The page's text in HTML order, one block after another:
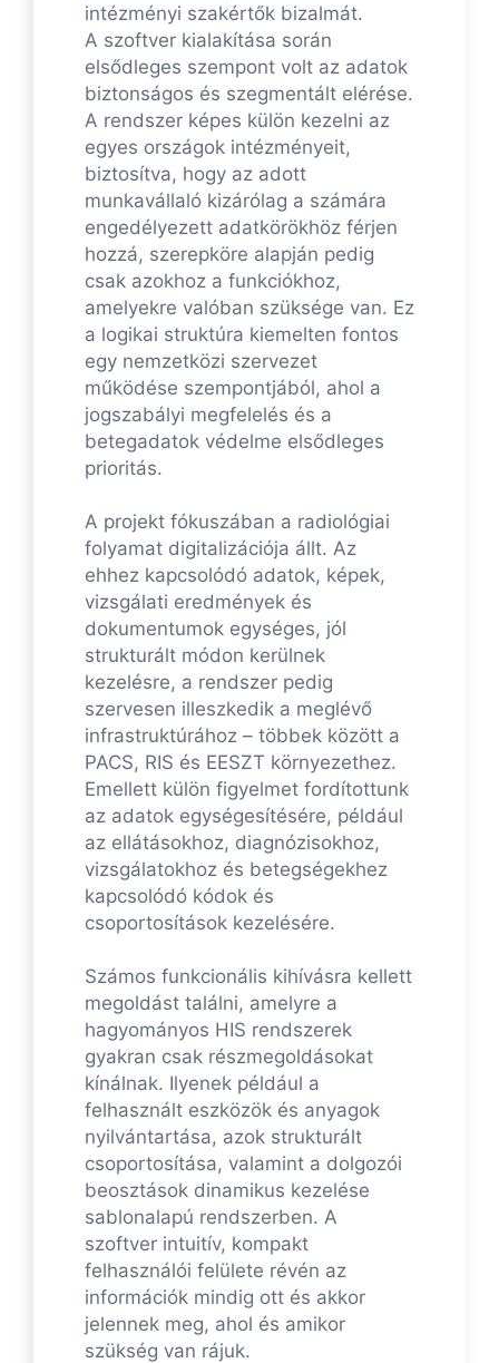
intézményi szakértők bizalmát.
A szoftver kialakítása során
elsődleges szempont volt az adatok
biztonságos és szegmentált elérése.
A rendszer képes külön kezelni az
egyes országok intézményeit,
biztosítva, hogy az adott
munkavállaló kizárólag a számára
engedélyezett adatkörökhöz férjen
hozzá, szerepköre alapján pedig
csak azokhoz a funkciókhoz,
amelyekre valóban szüksége van. Ez
a logikai struktúra kiemelten fontos
egy nemzetközi szervezet
működése szempontjából, ahol a
jogszabályi megfelelés és a
betegadatok védelme elsődleges
prioritás.
A projekt fókuszában a radiológiai
folyamat digitalizációja állt. Az
ehhez kapcsolódó adatok, képek,
vizsgálati eredmények és
dokumentumok egységes, jól
strukturált módon kerülnek
kezelésre, a rendszer pedig
szervesen illeszkedik a meglévő
infrastruktúrához – többek között a
PACS, RIS és EESZT környezethez.
Emellett külön figyelmet fordítottunk
az adatok egységesítésére, például
az ellátásokhoz, diagnózisokhoz,
vizsgálatokhoz és betegségekhez
kapcsolódó kódok és
csoportosítások kezelésére.
Számos funkcionális kihívásra kellett
megoldást találni, amelyre a
hagyományos HIS rendszerek
gyakran csak részmegoldásokat
kínálnak. Ilyenek például a
felhasznált eszközök és anyagok
nyilvántartása, azok strukturált
csoportosítása, valamint a dolgozói
beosztások dinamikus kezelése
sablonalapú rendszerben. A
szoftver intuitív, kompakt
felhasználói felülete révén az
információk mindig ott és akkor
jelennek meg, ahol és amikor
szükség van rájuk.